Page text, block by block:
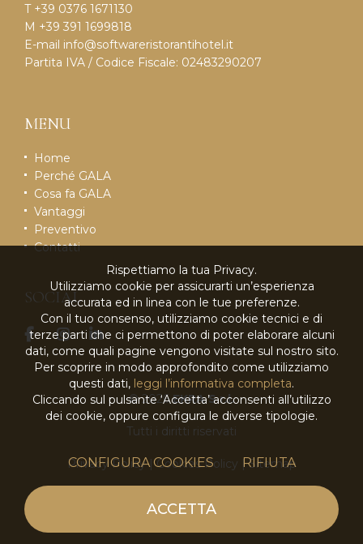
T +39 0376 1671130
M +39 391 1699818
E-mail info@softwareristorantihotel.it
Partita IVA / Codice Fiscale: 02483290207
MENU
Home
Perché GALA
Cosa fa GALA
Vantaggi
Preventivo
Contatti
SOCIAL
© 2026EKRA S.r.l.
Tutti i diritti riservati
Privacy Policy|Cookies Policy |Sitemap
Rispettiamo la tua Privacy.
Utilizziamo cookie per assicurarti un’esperienza
accurata ed in linea con le tue preferenze.
Con il tuo consenso, utilizziamo cookie tecnici e di
terze parti che ci permettono di poter elaborare alcuni
dati, come quali pagine vengono visitate sul nostro sito.
Per scoprire in modo approfondito come utilizziamo
questi dati, leggi l’informativa completa.
Cliccando sul pulsante ‘Accetta’ acconsenti all’utilizzo
dei cookie, oppure configura le diverse tipologie.
CONFIGURA COOKIES RIFIUTA
ACCETTA